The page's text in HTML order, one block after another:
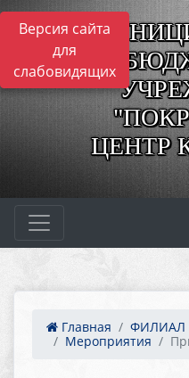
Версия сайта
для
слабовидящих
ЦЕНТР
Главная
ФИЛИАЛ
Мероприятия